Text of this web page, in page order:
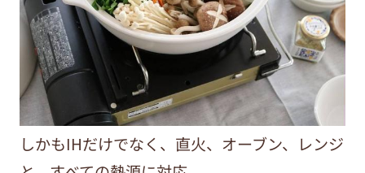
しかもIHだけでなく、直火、オーブン、レンジ